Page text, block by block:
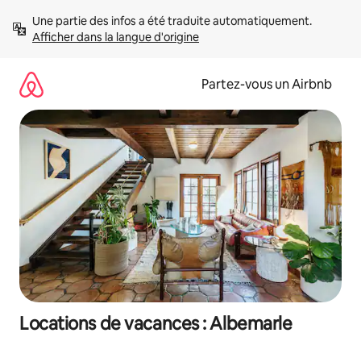
directement
Afficher dans la langue d'origine
Partez-vous un Airbnb
Locations de vacances : Albemarle